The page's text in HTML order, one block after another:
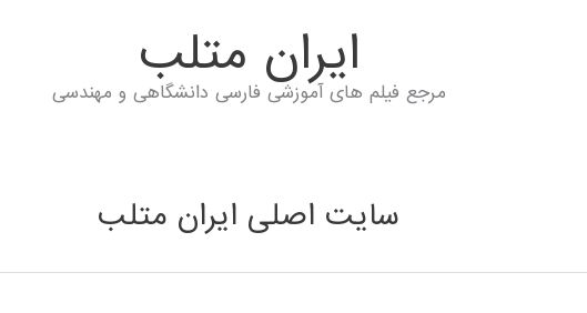
ايران متلب
مرجع فیلم های آموزشی فارسی دانشگاهی و مهندسی
سایت اصلی ایران متلب